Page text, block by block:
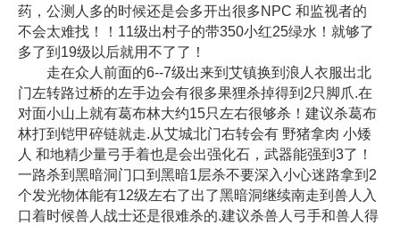
药，公测人多的时候还是会多开出很多NPC 和监视者的
不会太难找！！11级出村子的带350小红25绿水！就够了
多了到19级以后就用不了了！
走在众人前面的6--7级出来到艾镇换到浪人衣服出北
门左转路过桥的左手边会有很多果狸杀掉得到2只脚爪.在
对面小山上就有葛布林大约15只左右很够杀！建议杀葛布
林打到铠甲碎链就走.从艾城北门右转会有 野猪拿肉 小矮
人 和地精少量弓手着也是会出强化石，武器能强到3了！
一路杀到黑暗洞门口到黑暗1层杀不要深入小心迷路拿到2
个发光物体能有12级左右了出了黑暗洞继续南走到兽人入
口着时候兽人战士还是很难杀的.建议杀兽人弓手和兽人得